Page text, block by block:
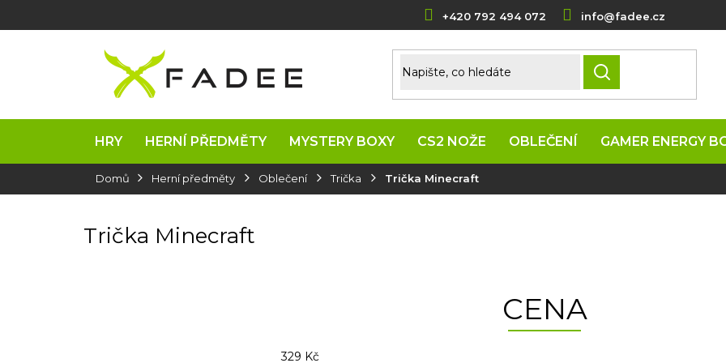
+420 792 494 072 info@fadee.cz
HLEDAT
HRY HERNÍ PŘEDMĚTY MYSTERY BOXY CS2 NOŽE OBLEČENÍ GAMER ENERGY
DomůHerní předměty Oblečení Trička Trička Minecraft
Trička Minecraft
CENA
329 Kč